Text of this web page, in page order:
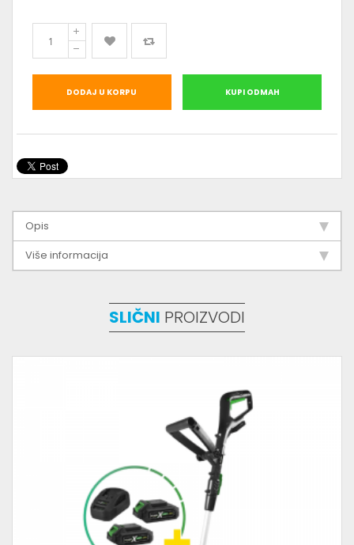
DODAJ U KORPU KUPI ODMAH
Opis
Više informacija
SLIČNI PROIZVODI